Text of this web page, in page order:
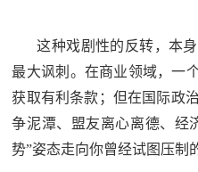
这种戏剧性的反转，本
最大讽刺。在商业领域，一
获取有利条款；但在国际政
争泥潭、盟友离心离德、经
势”姿态走向你曾经试图压制